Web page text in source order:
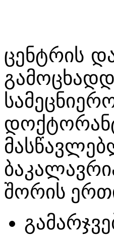
ცენტრის
შორის